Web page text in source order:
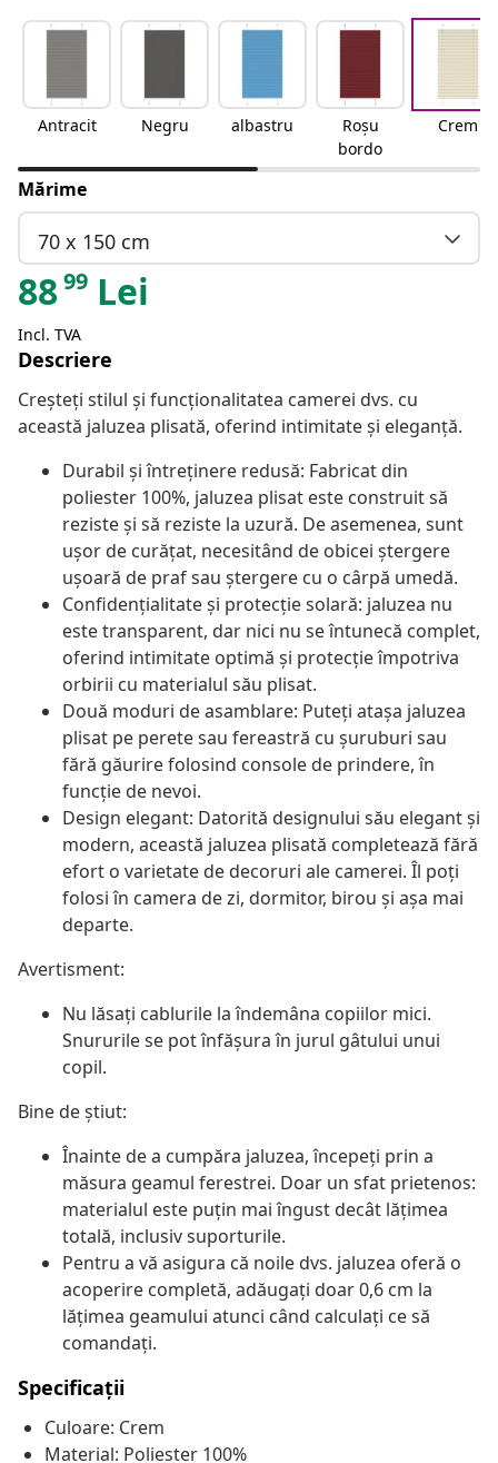
Antracit Negru albastru
Roșu
bordo
Crem
Mărime
70 x 150 cm
8899 Lei
Incl. TVA
Descriere
Creșteți stilul și funcționalitatea camerei dvs. cu
această jaluzea plisată, oferind intimitate și eleganță.
Durabil și întreținere redusă: Fabricat din
poliester 100%, jaluzea plisat este construit să
reziste și să reziste la uzură. De asemenea, sunt
ușor de curățat, necesitând de obicei ștergere
ușoară de praf sau ștergere cu o cârpă umedă.
Confidențialitate și protecție solară: jaluzea nu
este transparent, dar nici nu se întunecă complet,
oferind intimitate optimă și protecție împotriva
orbirii cu materialul său plisat.
Două moduri de asamblare: Puteți atașa jaluzea
plisat pe perete sau fereastră cu șuruburi sau
fără găurire folosind console de prindere, în
funcție de nevoi.
Design elegant: Datorită designului său elegant și
modern, această jaluzea plisată completează fără
efort o varietate de decoruri ale camerei. Îl poți
folosi în camera de zi, dormitor, birou și așa mai
departe.
Avertisment:
Nu lăsați cablurile la îndemâna copiilor mici.
Snururile se pot înfăşura în jurul gâtului unui
copil.
Bine de știut:
Înainte de a cumpăra jaluzea, începeți prin a
măsura geamul ferestrei. Doar un sfat prietenos:
materialul este puțin mai îngust decât lățimea
totală, inclusiv suporturile.
Pentru a vă asigura că noile dvs. jaluzea oferă o
acoperire completă, adăugați doar 0,6 cm la
lățimea geamului atunci când calculați ce să
comandați.
Specificații
Culoare: Crem
Material: Poliester 100%